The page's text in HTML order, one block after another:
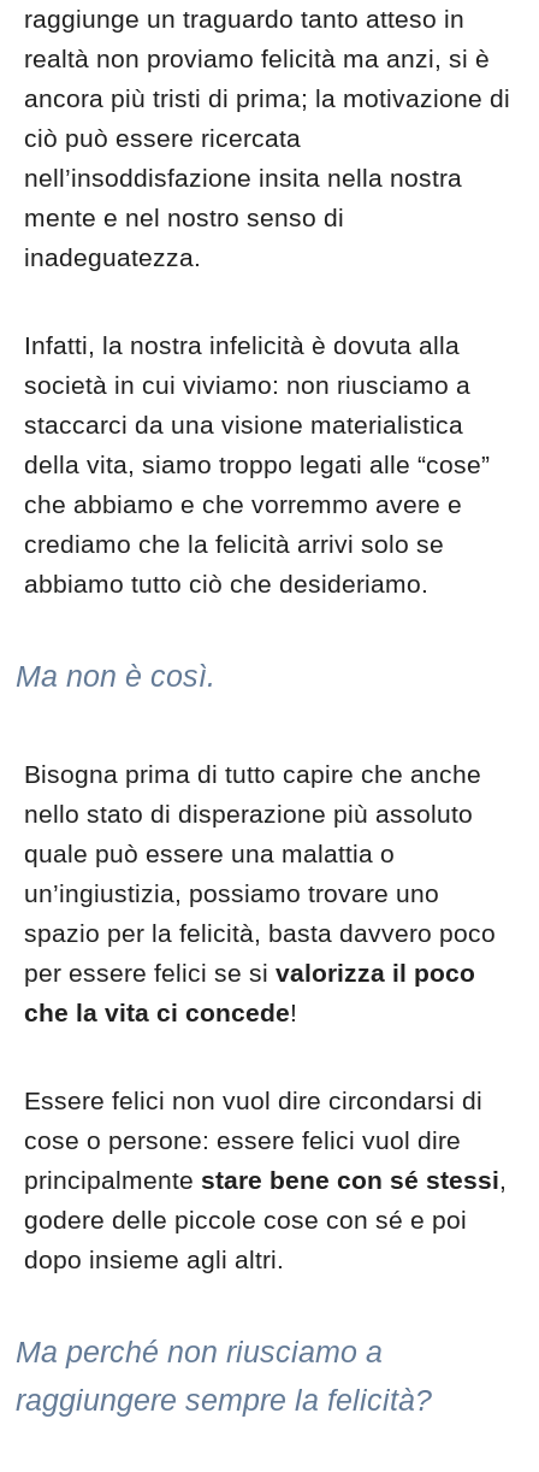
raggiunge un traguardo tanto atteso in
realtà non proviamo felicità ma anzi, si è
ancora più tristi di prima; la motivazione di
ciò può essere ricercata
nell’insoddisfazione insita nella nostra
mente e nel nostro senso di
inadeguatezza.
Infatti, la nostra infelicità è dovuta alla
società in cui viviamo: non riusciamo a
staccarci da una visione materialistica
della vita, siamo troppo legati alle “cose”
che abbiamo e che vorremmo avere e
crediamo che la felicità arrivi solo se
abbiamo tutto ciò che desideriamo.
Ma non è così.
Bisogna prima di tutto capire che anche
nello stato di disperazione più assoluto
quale può essere una malattia o
un’ingiustizia, possiamo trovare uno
spazio per la felicità, basta davvero poco
per essere felici se si valorizza il poco
che la vita ci concede!
Essere felici non vuol dire circondarsi di
cose o persone: essere felici vuol dire
principalmente stare bene con sé stessi,
godere delle piccole cose con sé e poi
dopo insieme agli altri.
Ma perché non riusciamo a
raggiungere sempre la felicità?